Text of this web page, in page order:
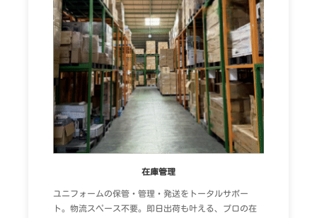
在庫管理
ユニフォームの保管・管理・発送をトータルサポー
ト。物流スペース不要。即日出荷も叶える、プロの在